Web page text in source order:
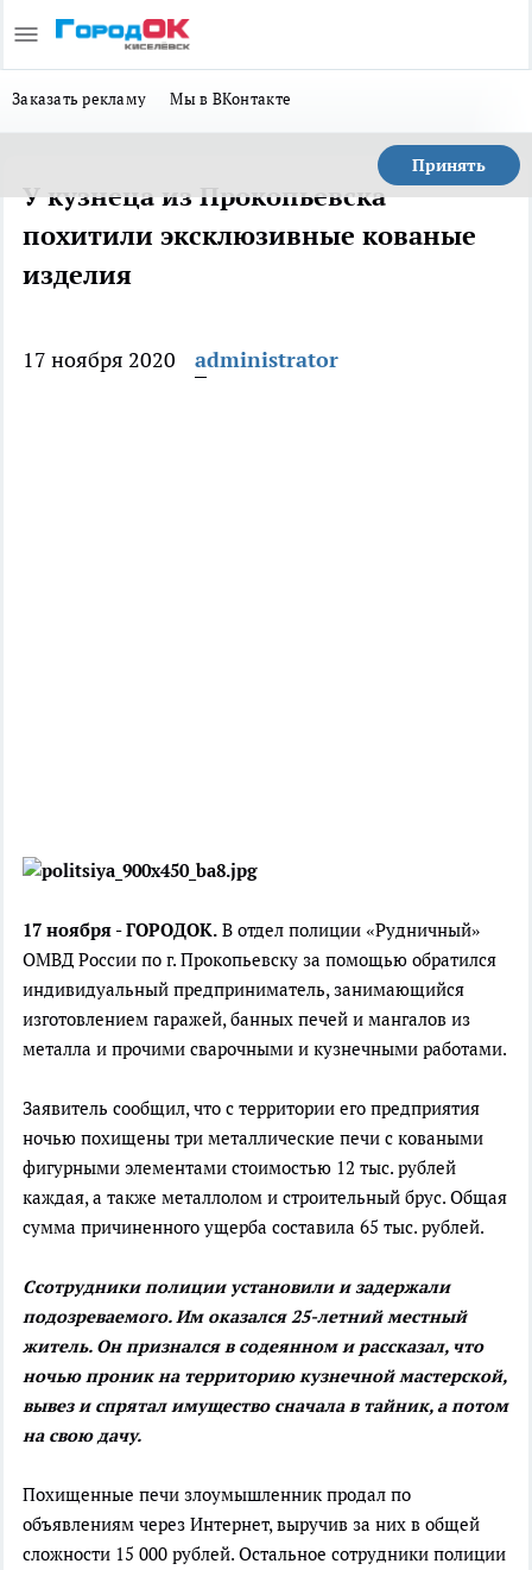
Заказать рекламу Мы в ВКонтакте
Принять
У кузнеца из Прокопьевска
похитили эксклюзивные кованые
изделия
17 ноября 2020 administrator
17 ноября - ГОРОДОК. В отдел полиции «Рудничный»
ОМВД России по г. Прокопьевску за помощью обратился
индивидуальный предприниматель, занимающийся
изготовлением гаражей, банных печей и мангалов из
металла и прочими сварочными и кузнечными работами.
Заявитель сообщил, что с территории его предприятия
ночью похищены три металлические печи с коваными
фигурными элементами стоимостью 12 тыс. рублей
каждая, а также металлолом и строительный брус. Общая
сумма причиненного ущерба составила 65 тыс. рублей.
Ссотрудники полиции установили и задержали
подозреваемого. Им оказался 25-летний местный
житель. Он признался в содеянном и рассказал, что
ночью проник на территорию кузнечной мастерской,
вывез и спрятал имущество сначала в тайник, а потом
на свою дачу.
Похищенные печи злоумышленник продал по
объявлениям через Интернет, выручив за них в общей
сложности 15 000 рублей. Остальное сотрудники полиции